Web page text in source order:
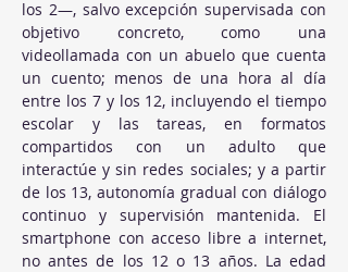
los 2—, salvo excepción supervisada con
objetivo concreto, como una
videollamada con un abuelo que cuenta
un cuento; menos de una hora al día
entre los 7 y los 12, incluyendo el tiempo
escolar y las tareas, en formatos
compartidos con un adulto que
interactúe y sin redes sociales; y a partir
de los 13, autonomía gradual con diálogo
continuo y supervisión mantenida. El
smartphone con acceso libre a internet,
no antes de los 12 o 13 años. La edad